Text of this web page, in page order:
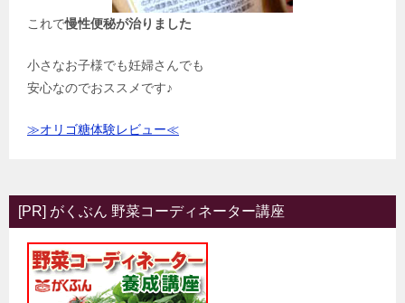
これで慢性便秘が治りました
小さなお子様でも妊婦さんでも
安心なのでおススメです♪
≫オリゴ糖体験レビュー≪
[PR] がくぶん 野菜コーディネーター講座